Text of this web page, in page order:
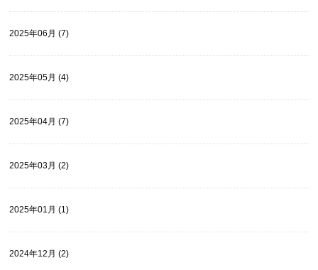
2025年06月 (7)
2025年05月 (4)
2025年04月 (7)
2025年03月 (2)
2025年01月 (1)
2024年12月 (2)